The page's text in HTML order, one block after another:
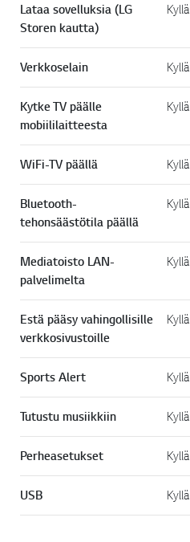
Lataa sovelluksia (LG
Storen kautta)
Kyllä
Verkkoselain Kyllä
Kytke TV päälle
mobiililaitteesta
Kyllä
WiFi-TV päällä Kyllä
Bluetooth-
tehonsäästötila päällä
Kyllä
Mediatoisto LAN-
palvelimelta
Kyllä
Estä pääsy vahingollisille
verkkosivustoille
Kyllä
Sports Alert Kyllä
Tutustu musiikkiin Kyllä
Perheasetukset Kyllä
USB Kyllä